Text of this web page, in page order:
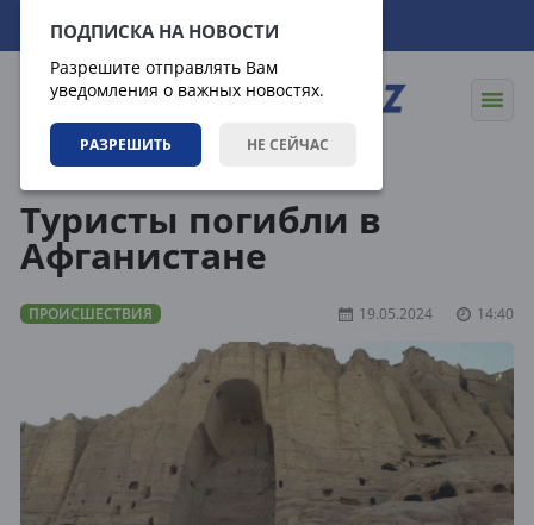
ПОДПИСКА НА НОВОСТИ
Разрешите отправлять Вам
уведомления о важных новостях.
РАЗРЕШИТЬ НЕ СЕЙЧАС
08.08.2026 20:15:38
Туристы погибли в
Афганистане
ПРОИСШЕСТВИЯ 19.05.2024 14:40